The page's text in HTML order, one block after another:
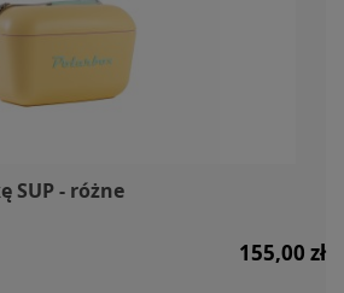
SUP - różne
155,00 zł